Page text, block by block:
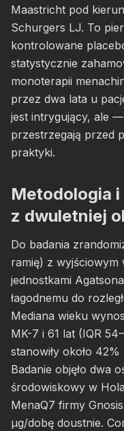
Maastricht pod
Schurgers LJ. To
kontrolowane
statystycznie
monoterapii
przez dwa lata u
jest intrygujący, ale
przestrzegają przed
praktyki.
Metodologia
z dwuletniej
Do badania
ramię) z wyjściowym
jednostkami
łagodnemu do
Mediana wieku
MK-7 i 61 lat (IQR
stanowiły około
Badanie objęło dwa
środowiskowy w
MenaQ7 firmy
µg/dobę doustnie.